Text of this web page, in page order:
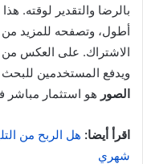
بالرضا والتقدير لوقته.
أطول، وتصفحه للمزيد
الاشتراك. على العكس من
ويدفع المستخدمين
الصور هو استثمار
اقرأ أيضا: هل الربح من
شهري